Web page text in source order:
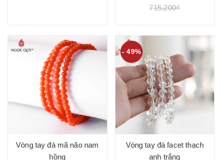
715.200₫
Vòng tay đá mã não nam
hồng
- 49%
Vòng tay đá facet thạch
anh trắng